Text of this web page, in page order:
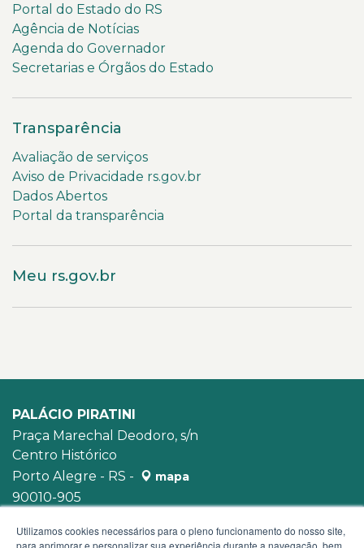
Portal do Estado do RS
Agência de Notícias
Agenda do Governador
Secretarias e Órgãos do Estado
Transparência
Avaliação de serviços
Aviso de Privacidade rs.gov.br
Dados Abertos
Portal da transparência
Meu rs.gov.br
PALÁCIO PIRATINI
Praça Marechal Deodoro, s/n
Centro Histórico
Porto Alegre - RS -
mapa
90010-905
Utilizamos cookies necessários para o pleno funcionamento do nosso site,
para aprimorar e personalizar sua experiência durante a navegação, bem